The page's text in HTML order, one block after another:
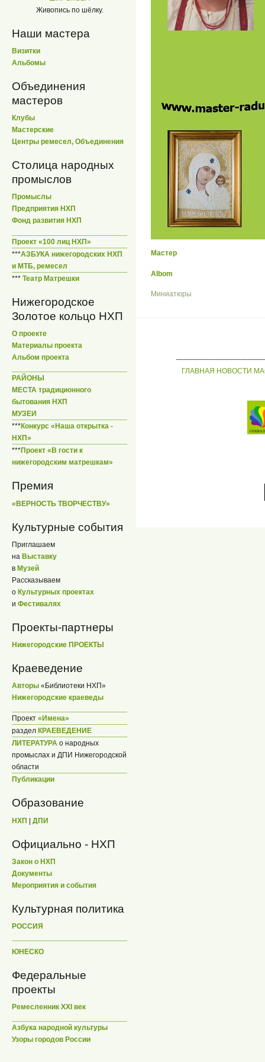
Живопись по шёлку.
Наши мастера
Визитки
Альбомы
Объединения
мастеров
Клубы
Мастерские
Центры ремесел, Объединения
Столица народных
промыслов
Промыслы
Предприятия НХП
Фонд развития НХП
Проект «100 лиц НХП»
***АЗБУКА нижегородских НХП
и МТБ, ремесел
*** Театр Матрешки
Нижегородское
Золотое кольцо НХП
О проекте
Материалы проекта
Альбом проекта
РАЙОНЫ
МЕСТА традиционного
бытования НХП
МУЗЕИ
***Конкурс «Наша открытка -
НХП»
***Проект «В гости к
нижегородским матрешкам»
Премия
«ВЕРНОСТЬ ТВОРЧЕСТВУ»
Культурные события
Приглашаем
на Выставку
в Музей
Рассказываем
о Культурных проектах
и Фестивалях
Проекты-партнеры
Нижегородские ПРОЕКТЫ
Краеведение
Авторы «Библиотеки НХП»
Нижегородские краеведы
Проект «Имена»
раздел КРАЕВЕДЕНИЕ
ЛИТЕРАТУРА о народных
промыслах и ДПИ Нижегородской
области
Публикации
Образование
НХП | ДПИ
Официально - НХП
Закон о НХП
Документы
Мероприятия и события
Культурная политика
РОССИЯ
ЮНЕСКО
Федеральные
проекты
Ремесленник XXI век
Азбука народной культуры
Узоры городов России
Мастер
Albom
Миниатюры
ГЛАВНАЯ НОВОСТИ